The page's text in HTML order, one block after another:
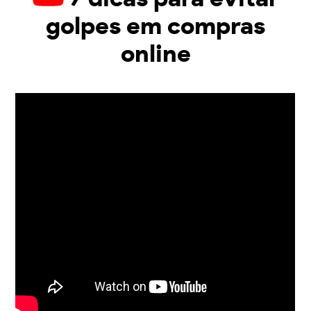
golpes em compras
online